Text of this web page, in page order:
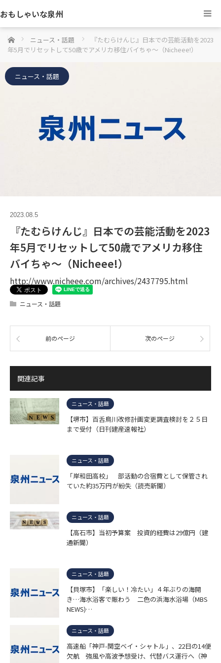
おもしゃいな泉州
ホーム ニュース・話題
『たむらけんじ』日本での芸能活動を2023
年5月でリセットして50歳でアメリカ移住バイちゃ～（Nicheee!）
ニュース・話題
2023.08.5
『たむらけんじ』日本での芸能活動を2023
年5月でリセットして50歳でアメリカ移住
バイちゃ～（Nicheee!）
http://www.nicheee.com/archives/2437795.html
ニュース・話題
前のページ 次のページ
関連記事
ニュース・話題
【堺市】百舌鳥川改修計画変更調査検討を２５日
まで受付（日刊建産速報社）
ニュース・話題
「岸和田高校」 部活動の合宿費として保管され
ていた約35万円が紛失（読売新聞）
ニュース・話題
【高石市】当初予算案 投資的経費は29億円（建
通新聞）
ニュース・話題
【貝塚市】「楽しい！冷たい」４年ぶりの海開
き…海水浴客で賑わう 二色の浜海水浴場（MBS
NEWS)…
ニュース・話題
高速船「神戸-関空ベイ・シャトル」、22日の14便
欠航 強風や高波予想受け、代替バス運行へ（神